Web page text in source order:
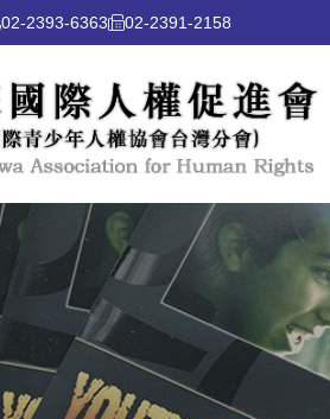
02-2393-6363 02-2391-2158